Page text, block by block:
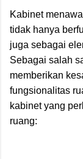
Kabinet
tidak hanya
juga sebagai
Sebagai salah
memberikan
fungsionalitas
kabinet yang
ruang: